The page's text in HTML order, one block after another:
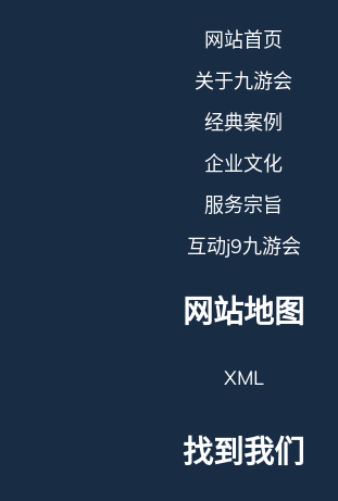
网站首页
关于九游会
经典案例
企业文化
服务宗旨
互动j9九游会
网站地图
XML
找到我们